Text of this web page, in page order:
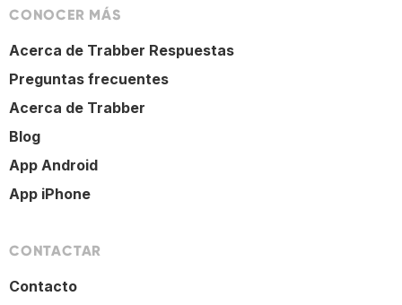
CONOCER MÁS
Acerca de Trabber Respuestas
Preguntas frecuentes
Acerca de Trabber
Blog
App Android
App iPhone
CONTACTAR
Contacto